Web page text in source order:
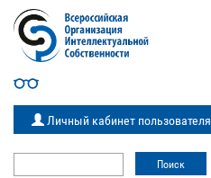
Личный кабинет пользователя